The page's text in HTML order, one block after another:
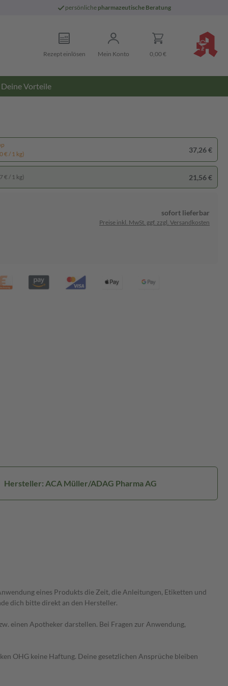
persönliche pharmazeutische Beratung
Rezept einlösen Mein Konto 0,00 €
Deine Vorteile
€ / 1 kg)
37,26 €
€ / 1 kg) 21,56 €
sofort lieferbar
Preise inkl. MwSt. ggf. zzgl. Versandkosten
Hersteller: ACA Müller/ADAG Pharma AG
eines Produkts die Zeit, die Anleitungen, Etiketten und
dich bitte direkt an den Hersteller.
einen Apotheker darstellen. Bei Fragen zur Anwendung,
OHG keine Haftung. Deine gesetzlichen Ansprüche bleiben